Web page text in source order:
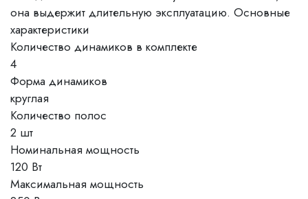
она выдержит длительную эксплуатацию. Основные
характеристики
Количество динамиков в комплекте
4
Форма динамиков
круглая
Количество полос
2 шт
Номинальная мощность
120 Вт
Максимальная мощность